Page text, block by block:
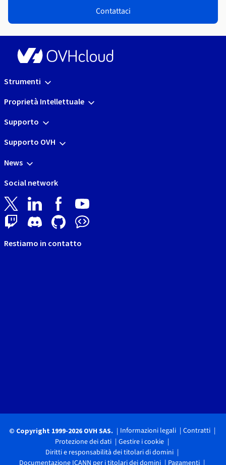
Contattaci
Strumenti
Proprietà Intellettuale
Supporto
Supporto OVH
News
Social network
Restiamo in contatto
© Copyright 1999-2026 OVH SAS. Informazioni legali
Contratti
Protezione dei dati
Gestire i cookie
Diritti e responsabilità dei titolari di domini
Documentazione ICANN per i titolari dei domini
Pagamenti